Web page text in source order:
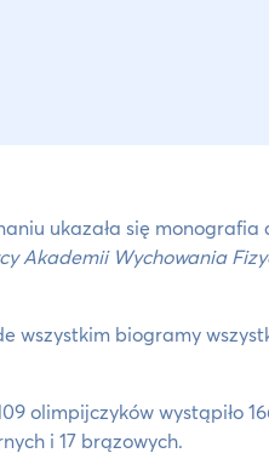
ukazała się monografia
Akademii Wychowania
wszystkim biogramy
olimpijczyków wystąpiło
i 17 brązowych.